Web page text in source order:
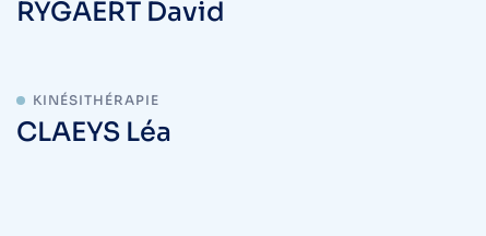
RYGAERT David
KINÉSITHÉRAPIE
CLAEYS Léa